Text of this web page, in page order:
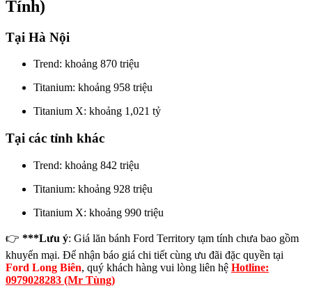
Tính)
Tại Hà Nội
Trend: khoảng 870 triệu
Titanium: khoảng 958 triệu
Titanium X: khoảng 1,021 tỷ
Tại các tỉnh khác
Trend: khoảng 842 triệu
Titanium: khoảng 928 triệu
Titanium X: khoảng 990 triệu
👉 ***Lưu ý: Giá lăn bánh Ford Territory tạm tính chưa bao gồm
khuyến mại. Để nhận báo giá chi tiết cùng ưu đãi đặc quyền tại
Ford Long Biên, quý khách hàng vui lòng liên hệ Hotline:
0979028283 (Mr Tùng)